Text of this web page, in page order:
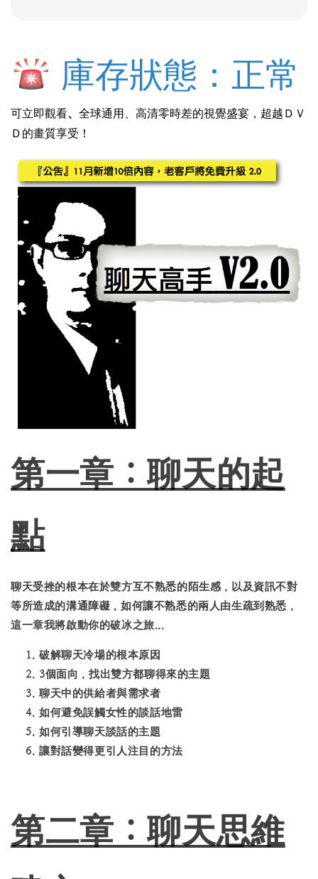
庫存狀態：正常
可立即觀看、 全球通用、高清零時差的視覺盛宴，超越ＤＶ
Ｄ的畫質享受！
第一章：聊天的起
點
聊天受挫的根本在於雙方互不熟悉的陌生感，以及資訊不對
等所造成的溝通障礙，如何讓不熟悉的兩人由生疏到熟悉，
這一章我將啟動你的破冰之旅...
破解聊天冷場的根本原因
3個面向，找出雙方都聊得來的主題
聊天中的供給者與需求者
如何避免誤觸女性的談話地雷
如何引導聊天談話的主題
讓對話變得更引人注目的方法
第二章：聊天思維